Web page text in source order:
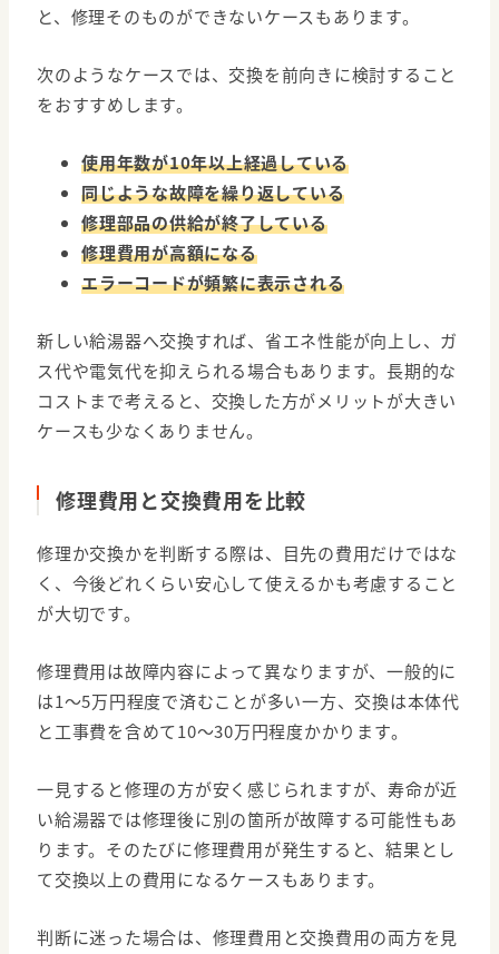
と、修理そのものができないケースもあります。
次のようなケースでは、交換を前向きに検討すること
をおすすめします。
使用年数が10年以上経過している
同じような故障を繰り返している
修理部品の供給が終了している
修理費用が高額になる
エラーコードが頻繁に表示される
新しい給湯器へ交換すれば、省エネ性能が向上し、ガ
ス代や電気代を抑えられる場合もあります。長期的な
コストまで考えると、交換した方がメリットが大きい
ケースも少なくありません。
修理費用と交換費用を比較
修理か交換かを判断する際は、目先の費用だけではな
く、今後どれくらい安心して使えるかも考慮すること
が大切です。
修理費用は故障内容によって異なりますが、一般的に
は1〜5万円程度で済むことが多い一方、交換は本体代
と工事費を含めて10〜30万円程度かかります。
一見すると修理の方が安く感じられますが、寿命が近
い給湯器では修理後に別の箇所が故障する可能性もあ
ります。そのたびに修理費用が発生すると、結果とし
て交換以上の費用になるケースもあります。
判断に迷った場合は、修理費用と交換費用の両方を見